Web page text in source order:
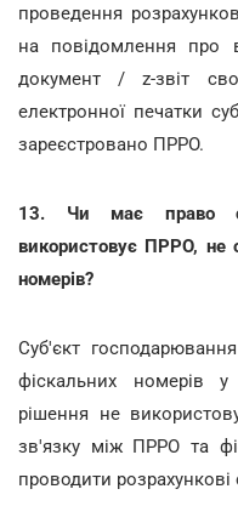
проведення
на повідомлення про
документ / z-звіт
електронної печатки
зареєстровано ПРРО.
13. Чи має право
використовує ПРРО, не
номерів?
Суб'єкт
фіскальних номерів
рішення не
зв'язку між ПРРО та
проводити розрахункові